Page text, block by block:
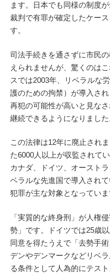
ます。日本でも同様の制度
裁判で有罪が確定したケー
す。
司法手続きを通さずに市民
えられませんが、驚くのは
スでは2003年、リベラルな
護のための拘禁）が導入さ
再犯の可能性が高いと見な
継続できるようになりました
この法律は12年に廃止され
た6000人以上が収監されて
カナダ、ドイツ、オースト
ベラルな先進国で導入され
犯罪が主な対象となっていま
「実質的な終身刑」が人権
勢」です。ドイツでは25歳
同意を得たうえで「去勢手
デンやデンマークなどリベ
る条件として人為的にテス